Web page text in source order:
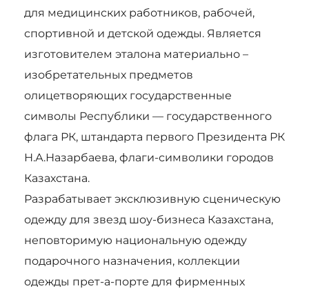
для медицинских работников, рабочей,
спортивной и детской одежды. Является
изготовителем эталона материально –
изобретательных предметов
олицетворяющих государственные
символы Республики — государственного
флага РК, штандарта первого Президента РК
Н.А.Назарбаева, флаги-символики городов
Казахстана.
Разрабатывает эксклюзивную сценическую
одежду для звезд шоу-бизнеса Казахстана,
неповторимую национальную одежду
подарочного назначения, коллекции
одежды прет-а-порте для фирменных